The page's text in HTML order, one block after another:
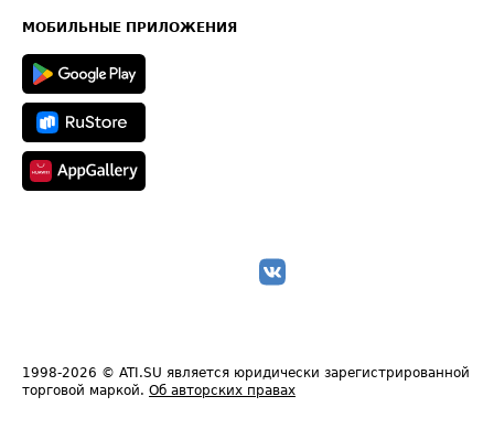
Техническая информация
МОБИЛЬНЫЕ ПРИЛОЖЕНИЯ
1998-2026 © ATI.SU является юридически зарегистрированной
торговой маркой. Об авторских правах